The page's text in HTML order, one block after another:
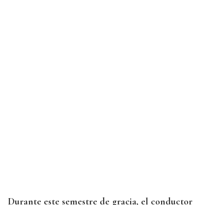
Durante este semestre de gracia, el conductor